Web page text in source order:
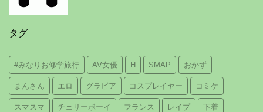
タグ
#みなりお修学旅行 AV女優 H SMAP おかず
まんさん エロ グラビア コスプレイヤー コミケ
スマスマ チェリーボーイ フランス レイプ 下着